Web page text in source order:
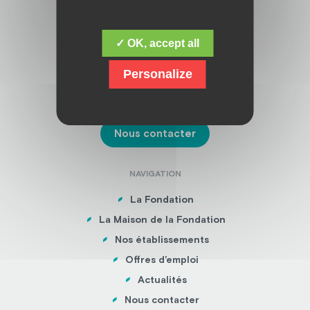
Fondation Jacques Chirac
16 boulevard de la Sarsonne,
Nous contacter
NAVIGATION
La Fondation
La Maison de la Fondation
Nos établissements
Offres d’emploi
Actualités
Nous contacter
✓ OK, accept all
Personalize